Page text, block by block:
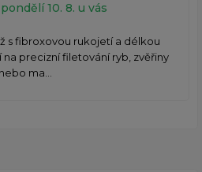
pondělí 10. 8. u vás
s fibroxovou rukojetí a délkou
precizní filetování ryb, zvěřiny
nebo ma...